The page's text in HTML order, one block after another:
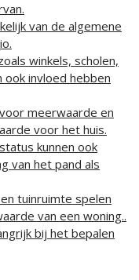
van de algemene
winkels, scholen,
invloed hebben
meerwaarde en
voor het huis.
kunnen ook
van het pand als
tuinruimte spelen
van een woning..
bij het bepalen